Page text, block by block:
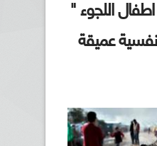
اللجوء "
عميقة